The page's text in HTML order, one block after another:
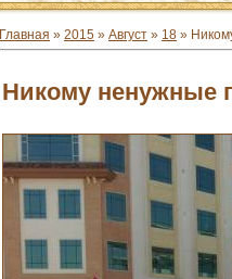
Главная » 2015 » Август » 18 »
Никому ненужные